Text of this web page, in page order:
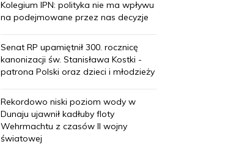
Kolegium IPN: polityka nie ma wpływu
na podejmowane przez nas decyzje
Senat RP upamiętnił 300. rocznicę
kanonizacji św. Stanisława Kostki -
patrona Polski oraz dzieci i młodzieży
Rekordowo niski poziom wody w
Dunaju ujawnił kadłuby floty
Wehrmachtu z czasów II wojny
światowej